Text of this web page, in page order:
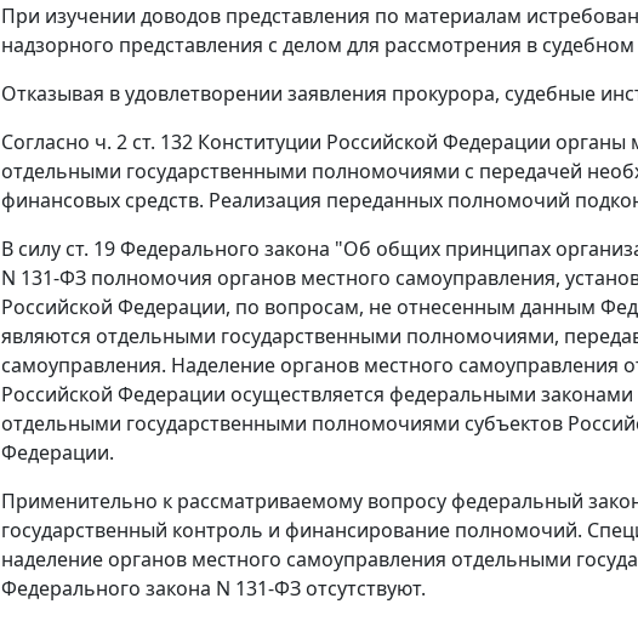
При изучении доводов представления по материалам
надзорного представления с делом для рассмотрения в
Отказывая в удовлетворении заявления прокурора, судебные
Согласно ч. 2 ст. 132 Конституции Российской Федерации органы
отдельными государственными полномочиями с передачей
финансовых средств. Реализация переданных полномочий
В силу ст. 19Федерального закона "Об общих принципах
N 131-ФЗ полномочия органов местного самоуправления,
Российской Федерации, по вопросам, не отнесенным данным
являются отдельными государственными полномочиями,
самоуправления. Наделение органов местного
Российской Федерации осуществляется федеральными
отдельными государственными полномочиями субъектов
Федерации.
Применительно к рассматриваемому вопросу федеральный
государственный контроль и финансирование полномочий.
наделение органов местного самоуправления отдельными
Федерального закона N 131-ФЗ отсутствуют.